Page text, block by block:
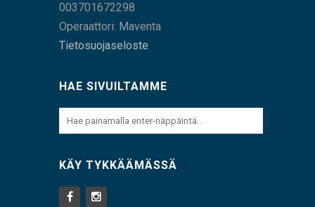
003701672298
Operaattori: Maventa
Tietosuojaseloste
HAE SIVUILTAMME
KÄY TYKKÄÄMÄSSÄ